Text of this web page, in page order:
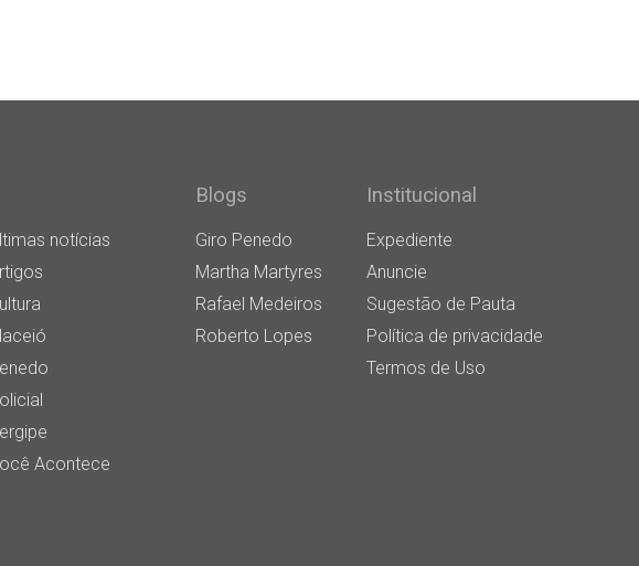
notícias
Acontece
Blogs
Giro Penedo
Martha Martyres
Rafael Medeiros
Roberto Lopes
Institucional
Expediente
Anuncie
Sugestão de Pauta
Política de privacidade
Termos de Uso